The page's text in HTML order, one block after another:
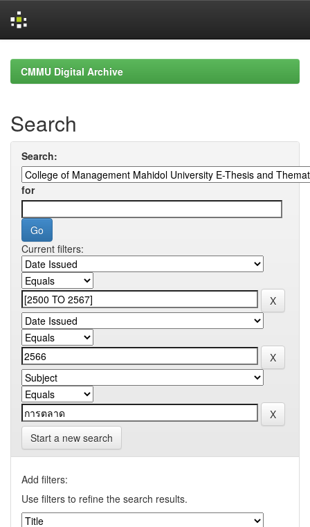
navigationCMMU Digital Archive
Search
Search:
for
Current filters:
Start a new search
Add filters:
Use filters to refine the search results.